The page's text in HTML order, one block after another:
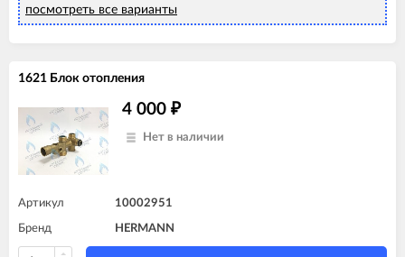
посмотреть все варианты
1621 Блок отопления
4 000 ₽
Нет в наличии
Артикул 10002951
Бренд HERMANN